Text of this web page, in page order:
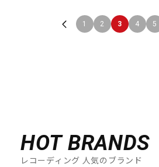
1 2 3 4 5
HOT BRANDS
レコーディング 人気のブランド